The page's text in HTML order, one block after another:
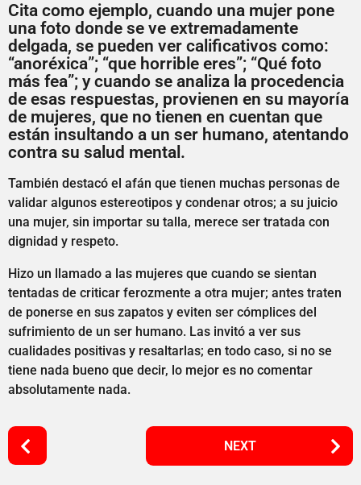
Cita como ejemplo, cuando una mujer pone
una foto donde se ve extremadamente
delgada, se pueden ver calificativos como:
“anoréxica”; “que horrible eres”; “Qué foto
más fea”; y cuando se analiza la procedencia
de esas respuestas, provienen en su mayoría
de mujeres, que no tienen en cuentan que
están insultando a un ser humano, atentando
contra su salud mental.
También destacó el afán que tienen muchas personas de
validar algunos estereotipos y condenar otros; a su juicio
una mujer, sin importar su talla, merece ser tratada con
dignidad y respeto.
Hizo un llamado a las mujeres que cuando se sientan
tentadas de criticar ferozmente a otra mujer; antes traten
de ponerse en sus zapatos y eviten ser cómplices del
sufrimiento de un ser humano. Las invitó a ver sus
cualidades positivas y resaltarlas; en todo caso, si no se
tiene nada bueno que decir, lo mejor es no comentar
absolutamente nada.
P
o
NEXT